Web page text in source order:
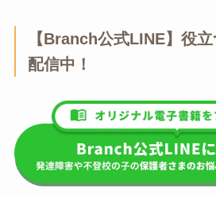
【Branch公式LINE】役
配信中！